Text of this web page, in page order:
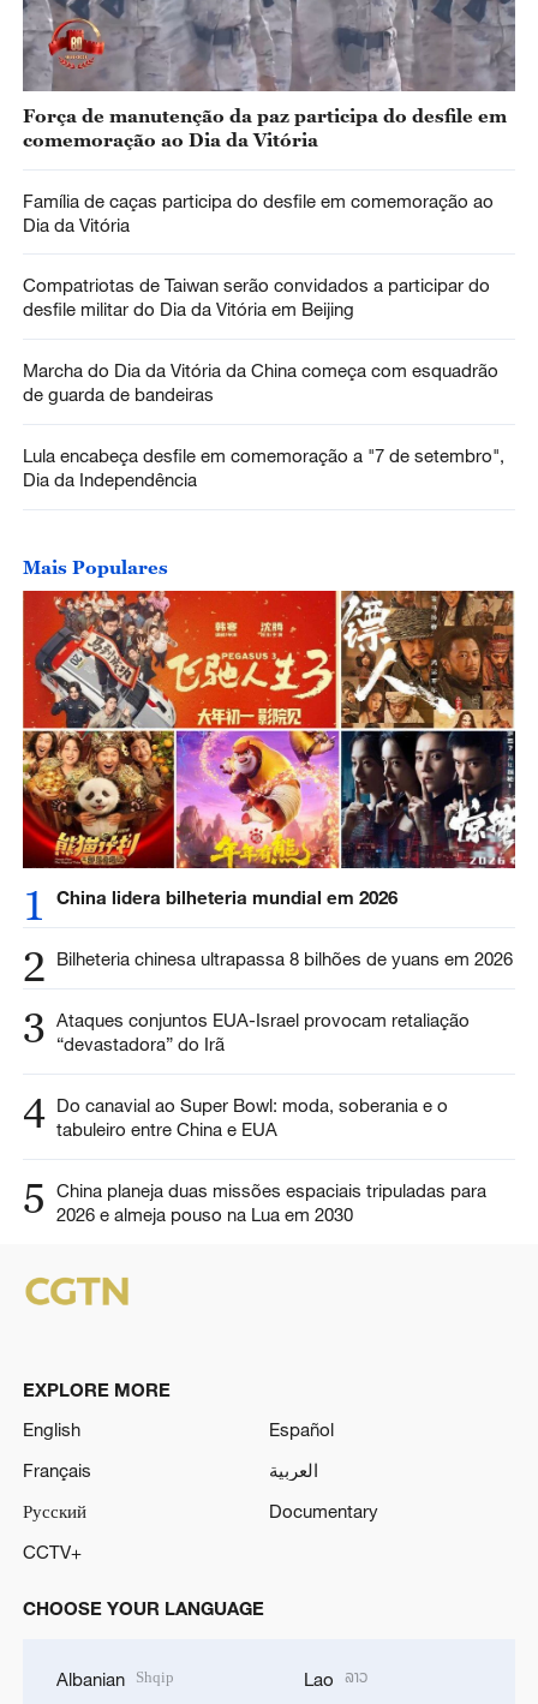
Força de manutenção da paz participa do desfile em
comemoração ao Dia da Vitória
Família de caças participa do desfile em comemoração ao
Dia da Vitória
Compatriotas de Taiwan serão convidados a participar do
desfile militar do Dia da Vitória em Beijing
Marcha do Dia da Vitória da China começa com esquadrão
de guarda de bandeiras
Lula encabeça desfile em comemoração a "7 de setembro",
Dia da Independência
Mais Populares
1 China lidera bilheteria mundial em 2026
2 Bilheteria chinesa ultrapassa 8 bilhões de yuans em 2026
3 Ataques conjuntos EUA-Israel provocam retaliação
“devastadora” do Irã
4 Do canavial ao Super Bowl: moda, soberania e o
tabuleiro entre China e EUA
5
China planeja duas missões espaciais tripuladas para
2026 e almeja pouso na Lua em 2030
EXPLORE MORE
English
Español
Français
العربية
Русский
Documentary
CCTV+
CHOOSE YOUR LANGUAGE
Albanian Shqip Lao ລາວ